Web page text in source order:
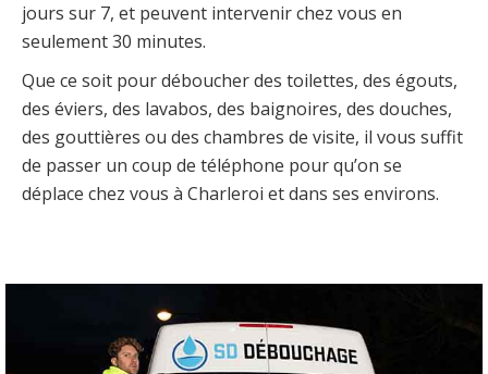
jours sur 7, et peuvent intervenir chez vous en
seulement 30 minutes.
Que ce soit pour déboucher des toilettes, des égouts,
des éviers, des lavabos, des baignoires, des douches,
des gouttières ou des chambres de visite, il vous suffit
de passer un coup de téléphone pour qu’on se
déplace chez vous à Charleroi et dans ses environs.